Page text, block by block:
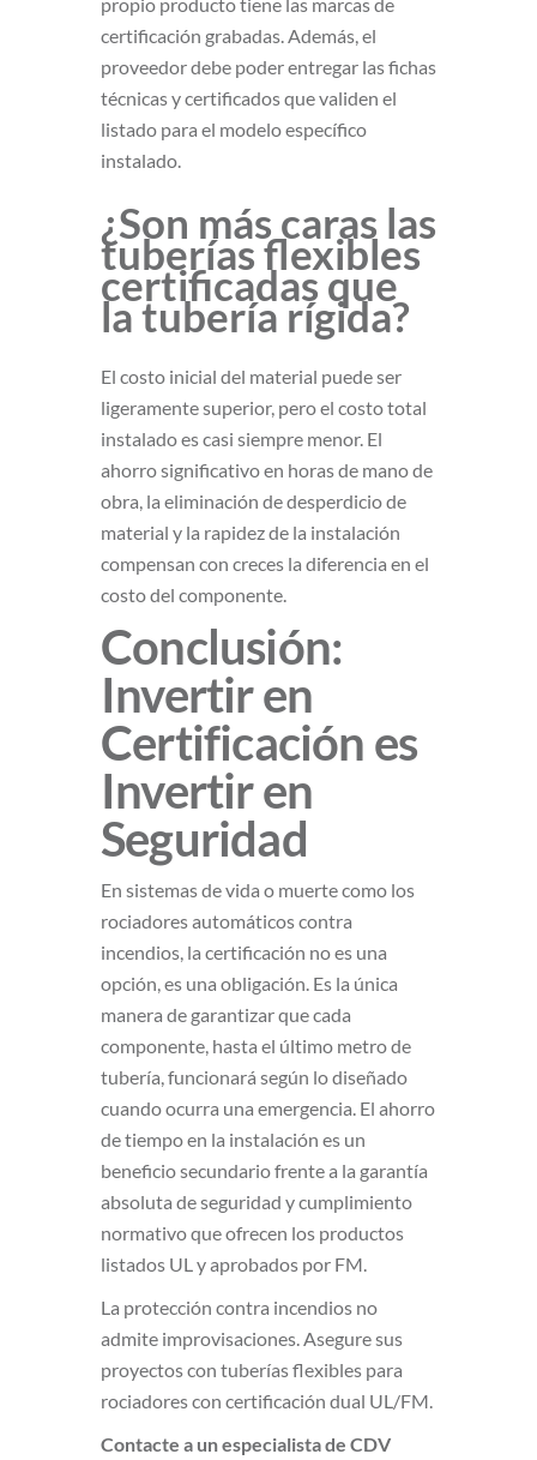
certificación grabadas. Además, el
proveedor debe poder entregar las fichas
técnicas y certificados que validen el
listado para el modelo específico
instalado.
¿Son más caras las
tuberías flexibles
certificadas que
la tubería rígida?
El costo inicial del material puede ser
ligeramente superior, pero el costo total
instalado es casi siempre menor. El
ahorro significativo en horas de mano de
obra, la eliminación de desperdicio de
material y la rapidez de la instalación
compensan con creces la diferencia en el
costo del componente.
Conclusión:
Invertir en
Certificación es
Invertir en
Seguridad
En sistemas de vida o muerte como los
rociadores automáticos contra
incendios, la certificación no es una
opción, es una obligación. Es la única
manera de garantizar que cada
componente, hasta el último metro de
tubería, funcionará según lo diseñado
cuando ocurra una emergencia. El ahorro
de tiempo en la instalación es un
beneficio secundario frente a la garantía
absoluta de seguridad y cumplimiento
normativo que ofrecen los productos
listados UL y aprobados por FM.
La protección contra incendios no
admite improvisaciones. Asegure sus
proyectos con tuberías flexibles para
rociadores con certificación dual UL/FM.
Contacte a un especialista de CDV